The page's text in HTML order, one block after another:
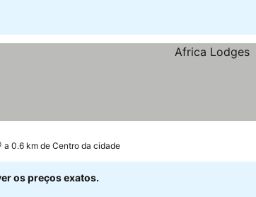
a 0.6 km de Centro da cidade
os preços exatos.